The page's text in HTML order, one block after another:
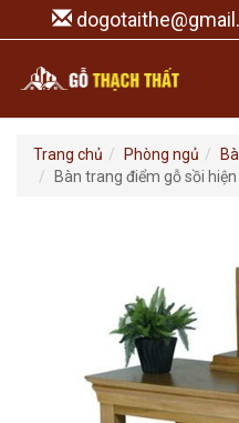
Trang chủ Phòng ngủ
Bàn trang điểm gỗ sồi